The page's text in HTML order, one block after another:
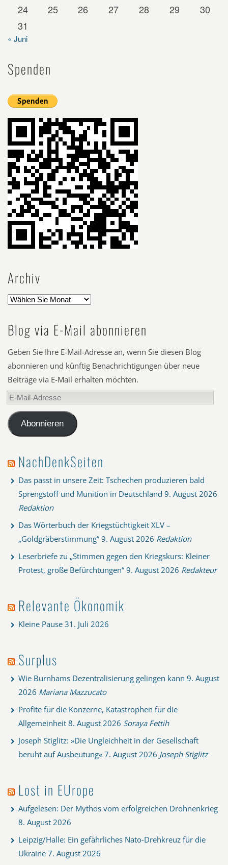
24 25 26 27 28 29
30
31
« Juni
Spenden
Archiv
Blog via E-Mail abonnieren
Geben Sie Ihre E-Mail-Adresse an, wenn Sie diesen Blog
abonnieren und künftig Benachrichtigungen über neue
Beiträge via E-Mail erhalten möchten.
E-
Mail-
AdresseAbonnieren
NachDenkSeiten
Das passt in unsere Zeit: Tschechen produzieren bald
Sprengstoff und Munition in Deutschland 9. August 2026
Redaktion
Das Wörterbuch der Kriegstüchtigkeit XLV –
„Goldgräberstimmung“ 9. August 2026 Redaktion
Leserbriefe zu „Stimmen gegen den Kriegskurs: Kleiner
Protest, große Befürchtungen“ 9. August 2026 Redakteur
Relevante Ökonomik
Kleine Pause 31. Juli 2026
Surplus
Wie Burnhams Dezentralisierung gelingen kann 9. August
2026 Mariana Mazzucato
Profite für die Konzerne, Katastrophen für die
Allgemeinheit 8. August 2026 Soraya Fettih
Joseph Stiglitz: »Die Ungleichheit in der Gesellschaft
beruht auf Ausbeutung« 7. August 2026 Joseph Stiglitz
Lost in EUrope
Aufgelesen: Der Mythos vom erfolgreichen Drohnenkrieg
8. August 2026
Leipzig/Halle: Ein gefährliches Nato-Drehkreuz für die
Ukraine 7. August 2026